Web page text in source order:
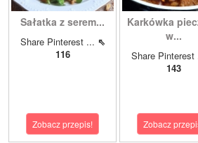
Sałatka z serem...
Share Pinterest ... ⇖
116
Zobacz przepis!
Karkówka
w...
Share Pinterest
143
Zobacz